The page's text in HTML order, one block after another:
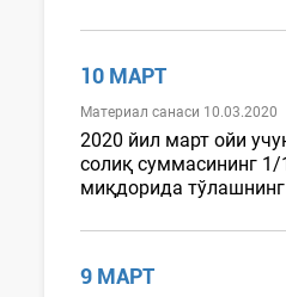
10 МАРТ
Материал санаси 10.03.2020
2020 йил март ойи
солиқ суммасининг
миқдорида тўлашнинг
9 МАРТ